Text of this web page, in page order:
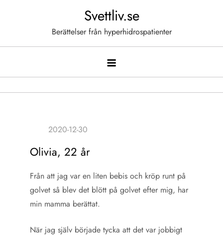
Svettliv.se
Berättelser från hyperhidrospatienter
Olivia, 22 år
Från att jag var en liten bebis och kröp runt på
golvet så blev det blött på golvet efter mig, har
min mamma berättat.
När jag själv började tycka att det var jobbigt